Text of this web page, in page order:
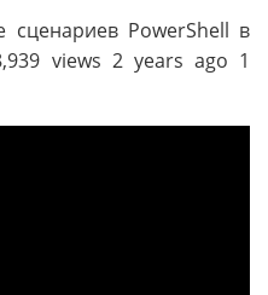
сценариев PowerShell в
views 2 years ago 1